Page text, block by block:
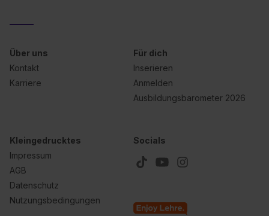
Über uns
Kontakt
Karriere
Für dich
Inserieren
Anmelden
Ausbildungsbarometer 2026
Kleingedrucktes
Impressum
AGB
Datenschutz
Nutzungsbedingungen
Socials